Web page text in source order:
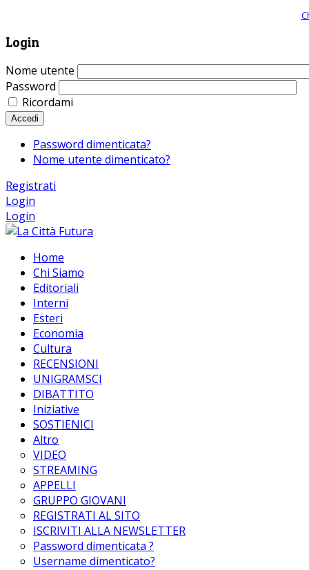
Login
Nome utente
Password
Ricordami
Accedi
Password dimenticata?
Nome utente dimenticato?
Registrati
Login
Login
Home
Chi Siamo
Editoriali
Interni
Esteri
Economia
Cultura
RECENSIONI
UNIGRAMSCI
DIBATTITO
Iniziative
SOSTIENICI
Altro
VIDEO
STREAMING
APPELLI
GRUPPO GIOVANI
REGISTRATI AL SITO
ISCRIVITI ALLA NEWSLETTER
Password dimenticata ?
Username dimenticato?